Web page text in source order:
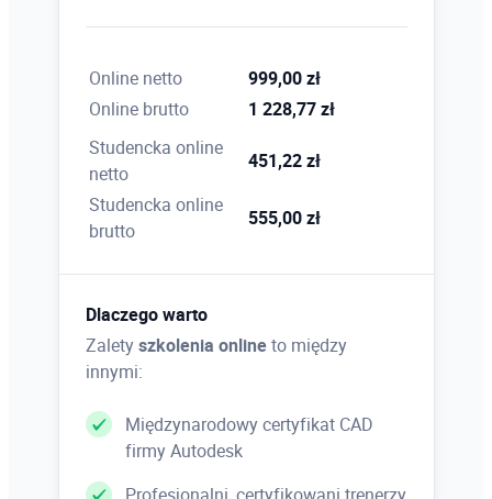
Online netto
999,00 zł
Online brutto
1 228,77 zł
Studencka online
netto
451,22 zł
Studencka online
brutto
555,00 zł
Dlaczego warto
Zaletyszkolenia onlineto między
innymi:
Międzynarodowy certyfikat CAD
firmy Autodesk